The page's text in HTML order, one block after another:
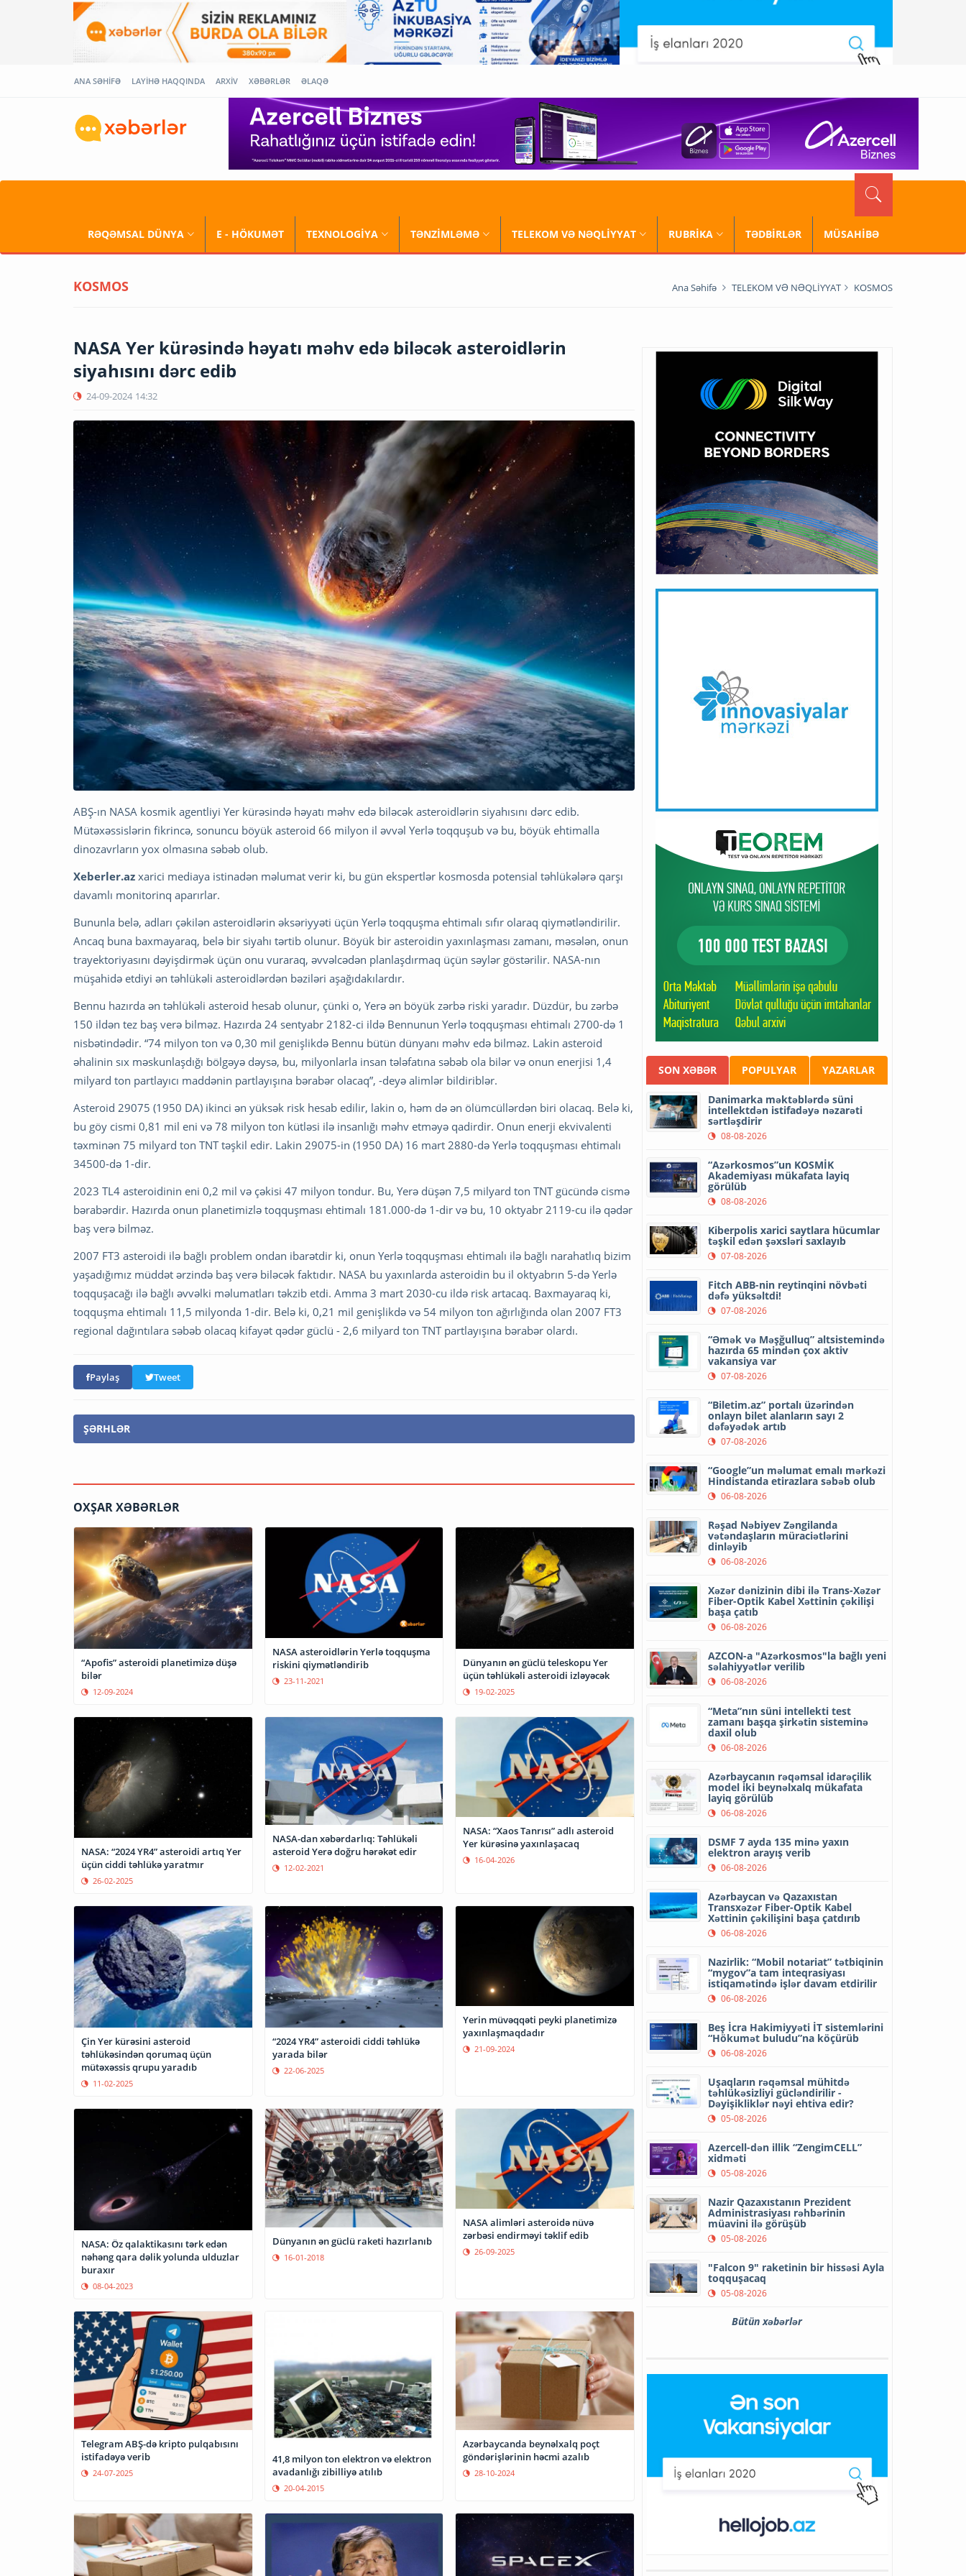
ANA SƏHİFƏ LAYİHƏ HAQQINDA ARXİV XƏBƏRLƏR ƏLAQƏ
RƏQƏMSAL DÜNYA E - HÖKUMƏT TEXNOLOGİYA TƏNZİMLƏMƏ TELEKOM VƏ NƏQLİYYAT RUBRİKA TƏDBİRLƏR MÜSAHİBƏ
KOSMOS Ana Səhifə TELEKOM VƏ NƏQLİYYAT KOSMOS
NASA Yer kürəsində həyatı məhv edə biləcək asteroidlərin
siyahısını dərc edib
24-09-2024 14:32
ABŞ-ın NASA kosmik agentliyi Yer kürəsində həyatı məhv edə biləcək asteroidlərin siyahısını dərc edib.
Mütəxəssislərin fikrincə, sonuncu böyük asteroid 66 milyon il əvvəl Yerlə toqquşub və bu, böyük ehtimalla
dinozavrların yox olmasına səbəb olub.
Xeberler.az xarici mediaya istinadən məlumat verir ki, bu gün ekspertlər kosmosda potensial təhlükələrə qarşı
davamlı monitorinq aparırlar.
Bununla belə, adları çəkilən asteroidlərin əksəriyyəti üçün Yerlə toqquşma ehtimalı sıfır olaraq qiymətləndirilir.
Ancaq buna baxmayaraq, belə bir siyahı tərtib olunur. Böyük bir asteroidin yaxınlaşması zamanı, məsələn, onun
trayektoriyasını dəyişdirmək üçün onu vuraraq, əvvəlcədən planlaşdırmaq üçün səylər göstərilir. NASA-nın
müşahidə etdiyi ən təhlükəli asteroidlərdən bəziləri aşağıdakılardır.
Bennu hazırda ən təhlükəli asteroid hesab olunur, çünki o, Yerə ən böyük zərbə riski yaradır. Düzdür, bu zərbə
150 ildən tez baş verə bilməz. Hazırda 24 sentyabr 2182-ci ildə Bennunun Yerlə toqquşması ehtimalı 2700-də 1
nisbətindədir. “74 milyon ton və 0,30 mil genişlikdə Bennu bütün dünyanı məhv edə bilməz. Lakin asteroid
əhalinin sıx məskunlaşdığı bölgəyə dəysə, bu, milyonlarla insan tələfatına səbəb ola bilər və onun enerjisi 1,4
milyard ton partlayıcı maddənin partlayışına bərabər olacaq”, -deyə alimlər bildiriblər.
Asteroid 29075 (1950 DA) ikinci ən yüksək risk hesab edilir, lakin o, həm də ən ölümcüllərdən biri olacaq. Belə ki,
bu göy cismi 0,81 mil eni və 78 milyon ton kütləsi ilə insanlığı məhv etməyə qadirdir. Onun enerji ekvivalenti
təxminən 75 milyard ton TNT təşkil edir. Lakin 29075-in (1950 DA) 16 mart 2880-də Yerlə toqquşması ehtimalı
34500-də 1-dir.
2023 TL4 asteroidinin eni 0,2 mil və çəkisi 47 milyon tondur. Bu, Yerə düşən 7,5 milyard ton TNT gücündə cismə
bərabərdir. Hazırda onun planetimizlə toqquşması ehtimalı 181.000-də 1-dir və bu, 10 oktyabr 2119-cu ilə qədər
baş verə bilməz.
2007 FT3 asteroidi ilə bağlı problem ondan ibarətdir ki, onun Yerlə toqquşması ehtimalı ilə bağlı narahatlıq bizim
yaşadığımız müddət ərzində baş verə biləcək faktıdır. NASA bu yaxınlarda asteroidin bu il oktyabrın 5-də Yerlə
toqquşacağı ilə bağlı əvvəlki məlumatları təkzib etdi. Amma 3 mart 2030-cu ildə risk artacaq. Baxmayaraq ki,
toqquşma ehtimalı 11,5 milyonda 1-dir. Belə ki, 0,21 mil genişlikdə və 54 milyon ton ağırlığında olan 2007 FT3
regional dağıntılara səbəb olacaq kifayət qədər güclü - 2,6 milyard ton TNT partlayışına bərabər olardı.
Paylaş Tweet
ŞƏRHLƏR
OXŞAR XƏBƏRLƏR
“Apofis” asteroidi planetimizə düşə
bilər
12-09-2024
NASA asteroidlərin Yerlə toqquşma
riskini qiymətləndirib
23-11-2021
Dünyanın ən güclü teleskopu Yer
üçün təhlükəli asteroidi izləyəcək
19-02-2025
NASA: “2024 YR4” asteroidi artıq Yer
üçün ciddi təhlükə yaratmır
26-02-2025
NASA-dan xəbərdarlıq: Təhlükəli
asteroid Yerə doğru hərəkət edir
12-02-2021
NASA: “Xaos Tanrısı” adlı asteroid
Yer kürəsinə yaxınlaşacaq
16-04-2026
Çin Yer kürəsini asteroid
təhlükəsindən qorumaq üçün
mütəxəssis qrupu yaradıb
11-02-2025
“2024 YR4” asteroidi ciddi təhlükə
yarada bilər
22-06-2025
Yerin müvəqqəti peyki planetimizə
yaxınlaşmaqdadır
21-09-2024
NASA: Öz qalaktikasını tərk edən
nəhəng qara dəlik yolunda ulduzlar
buraxır
08-04-2023
Dünyanın ən güclü raketi hazırlanıb
16-01-2018
NASA alimləri asteroidə nüvə
zərbəsi endirməyi təklif edib
26-09-2025
Telegram ABŞ-də kripto pulqabısını
istifadəyə verib
24-07-2025
41,8 milyon ton elektron və elektron
avadanlığı zibilliyə atılıb
20-04-2015
Azərbaycanda beynəlxalq poçt
göndərişlərinin həcmi azalıb
28-10-2024
SON XƏBƏR POPULYAR YAZARLAR
Danimarka məktəblərdə süni
intellektdən istifadəyə nəzarəti
sərtləşdirir
08-08-2026
“Azərkosmos”un KOSMİK
Akademiyası mükafata layiq
görülüb
08-08-2026
Kiberpolis xarici saytlara hücumlar
təşkil edən şəxsləri saxlayıb
07-08-2026
Fitch ABB-nin reytinqini növbəti
dəfə yüksəltdi!
07-08-2026
“Əmək və Məşğulluq” altsistemində
hazırda 65 mindən çox aktiv
vakansiya var
07-08-2026
“Biletim.az” portalı üzərindən
onlayn bilet alanların sayı 2
dəfəyədək artıb
07-08-2026
“Google”un məlumat emalı mərkəzi
Hindistanda etirazlara səbəb olub
06-08-2026
Rəşad Nəbiyev Zəngilanda
vətəndaşların müraciətlərini
dinləyib
06-08-2026
Xəzər dənizinin dibi ilə Trans-Xəzər
Fiber-Optik Kabel Xəttinin çəkilişi
başa çatıb
06-08-2026
AZCON-a "Azərkosmos"la bağlı yeni
səlahiyyətlər verilib
06-08-2026
“Meta”nın süni intellekti test
zamanı başqa şirkətin sisteminə
daxil olub
06-08-2026
Azərbaycanın rəqəmsal idarəçilik
model iki beynəlxalq mükafata
layiq görülüb
06-08-2026
DSMF 7 ayda 135 minə yaxın
elektron arayış verib
06-08-2026
Azərbaycan və Qazaxıstan
Transxəzər Fiber-Optik Kabel
Xəttinin çəkilişini başa çatdırıb
06-08-2026
Nazirlik: “Mobil notariat” tətbiqinin
“mygov”a tam inteqrasiyası
istiqamətində işlər davam etdirilir
06-08-2026
Beş İcra Hakimiyyəti İT sistemlərini
“Hökumət buludu”na köçürüb
06-08-2026
Uşaqların rəqəmsal mühitdə
təhlükəsizliyi gücləndirilir -
Dəyişikliklər nəyi ehtiva edir?
05-08-2026
Azercell-dən illik “ZengimCELL”
xidməti
05-08-2026
Nazir Qazaxıstanın Prezident
Administrasiyası rəhbərinin
müavini ilə görüşüb
05-08-2026
"Falcon 9" raketinin bir hissəsi Ayla
toqquşacaq
05-08-2026
Bütün xəbərlər